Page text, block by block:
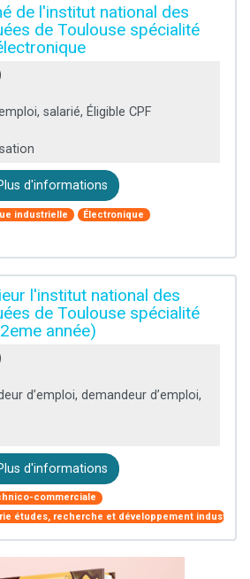
de l'institut national des
de Toulouse spécialité
salarié, Éligible CPF
d'informations
industrielle
Électronique
l'institut national des
de Toulouse spécialité
année)
d’emploi, demandeur d’emploi,
d'informations
commerciale
études, recherche et développement industriel